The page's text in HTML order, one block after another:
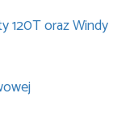
120T oraz Windy